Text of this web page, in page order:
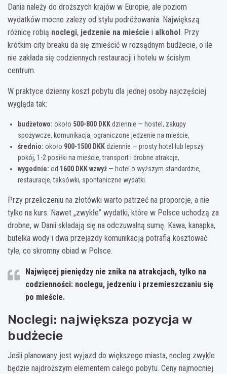
Dania należy do droższych krajów w Europie, ale poziom
wydatków mocno zależy od stylu podróżowania. Największą
różnicę robią noclegi, jedzenie na mieście i alkohol. Przy
krótkim city breaku da się zmieścić w rozsądnym budżecie, o ile
nie zakłada się codziennych restauracji i hotelu w ścisłym
centrum.
W praktyce dzienny koszt pobytu dla jednej osoby najczęściej
wygląda tak:
budżetowo: około 500-800 DKKdziennie — hostel, zakupy
spożywcze, komunikacja, ograniczone jedzenie na mieście,
średnio: około 900-1500 DKKdziennie — prosty hotel lub lepszy
pokój, 1-2 posiłki na mieście, transport i drobne atrakcje,
wygodnie: od 1600 DKK wzwyż — hotel o wyższym standardzie,
restauracje, taksówki, spontaniczne wydatki.
Przy przeliczeniu na złotówki warto patrzeć na proporcje, a nie
tylko na kurs. Nawet „zwykłe” wydatki, które w Polsce uchodzą za
drobne, w Danii składają się na odczuwalną sumę. Kawa, kanapka,
butelka wody i dwa przejazdy komunikacją potrafią kosztować
tyle, co skromny obiad w Polsce.
Najwięcej pieniędzy nie znika na atrakcjach, tylko na
codzienności: noclegu, jedzeniu i przemieszczaniu się
po mieście.
Noclegi: największa pozycja w
budżecie
Jeśli planowany jest wyjazd do większego miasta, nocleg zwykle
będzie najdroższym elementem całego pobytu. Ceny najmocniej